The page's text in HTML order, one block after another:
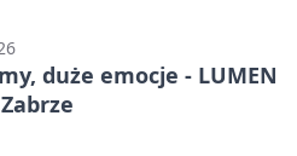
duże emocje - LUMEN